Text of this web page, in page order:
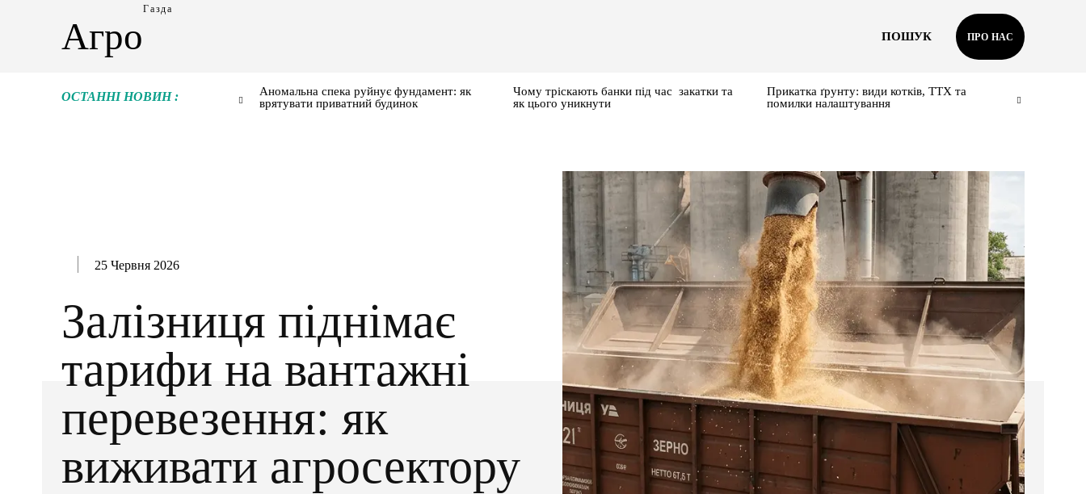
Агро
Газда
ПОШУК ПРО НАС
ОСТАННІ НОВИН :
Аномальна спека руйнує фундамент: як
врятувати приватний будинок
Чому тріскають банки під час закатки та
як цього уникнути
Прикатка ґрунту: види котків, ТТХ та
помилки налаштування
25 Червня 2026
Залізниця піднімає
тарифи на вантажні
перевезення: як
виживати агросектору